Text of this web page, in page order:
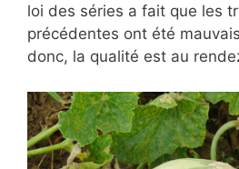
loi des séries a fait que les
précédentes ont été
donc, la qualité est au